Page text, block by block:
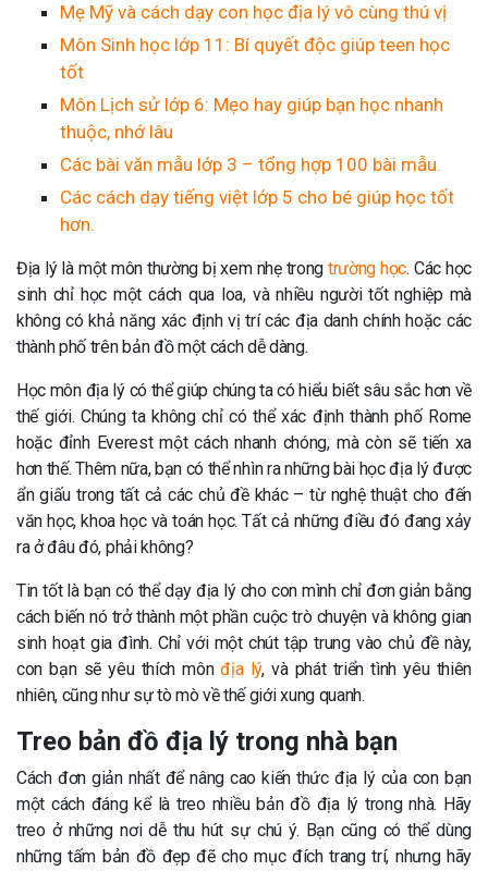
Mẹ Mỹ và cách dạy con học địa lý vô cùng thú vị
Môn Sinh học lớp 11: Bí quyết độc giúp teen học
tốt
Môn Lịch sử lớp 6: Mẹo hay giúp bạn học nhanh
thuộc, nhớ lâu
Các bài văn mẫu lớp 3 – tổng hợp 100 bài mẫu.
Các cách dạy tiếng việt lớp 5 cho bé giúp học tốt
hơn.
Địa lý là một môn thường bị xem nhẹ trong trường học. Các học
sinh chỉ học một cách qua loa, và nhiều người tốt nghiệp mà
không có khả năng xác định vị trí các địa danh chính hoặc các
thành phố trên bản đồ một cách dễ dàng.
Học môn địa lý có thể giúp chúng ta có hiểu biết sâu sắc hơn về
thế giới. Chúng ta không chỉ có thể xác định thành phố Rome
hoặc đỉnh Everest một cách nhanh chóng, mà còn sẽ tiến xa
hơn thế. Thêm nữa, bạn có thể nhìn ra những bài học địa lý được
ẩn giấu trong tất cả các chủ đề khác – từ nghệ thuật cho đến
văn học, khoa học và toán học. Tất cả những điều đó đang xảy
ra ở đâu đó, phải không?
Tin tốt là bạn có thể dạy địa lý cho con mình chỉ đơn giản bằng
cách biến nó trở thành một phần cuộc trò chuyện và không gian
sinh hoạt gia đình. Chỉ với một chút tập trung vào chủ đề này,
con bạn sẽ yêu thích mônđịa lý, và phát triển tình yêu thiên
nhiên, cũng như sự tò mò về thế giới xung quanh.
Treo bản đồ địa lý trong nhà bạn
Cách đơn giản nhất để nâng cao kiến ​​thức địa lý của con bạn
một cách đáng kể là treo nhiều bản đồ địa lý trong nhà. Hãy
treo ở những nơi dễ thu hút sự chú ý. Bạn cũng có thể dùng
những tấm bản đồ đẹp đẽ cho mục đích trang trí, nhưng hãy